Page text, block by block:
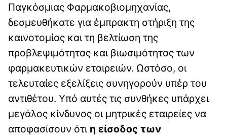
Παγκόσμιας Φαρμακοβιομηχανίας,
δεσμευθήκατε για έμπρακτη στήριξη της
καινοτομίας και τη βελτίωση της
προβλεψιμότητας και βιωσιμότητας των
φαρμακευτικών εταιρειών. Ωστόσο, οι
τελευταίες εξελίξεις συνηγορούν υπέρ του
αντιθέτου. Υπό αυτές τις συνθήκες υπάρχει
μεγάλος κίνδυνος οι μητρικές εταιρείες να
αποφασίσουν ότι η είσοδος των